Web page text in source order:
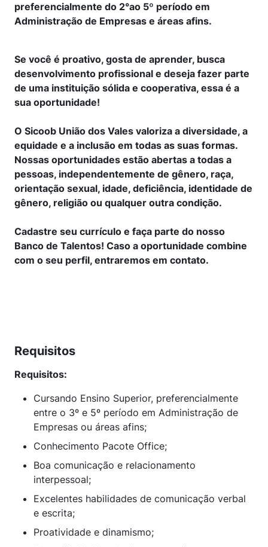
preferencialmente do 2°ao 5º período em
Administração de Empresas e áreas afins.
Se você é proativo, gosta de aprender, busca
desenvolvimento profissional e deseja fazer parte
de uma instituição sólida e cooperativa, essa é a
sua oportunidade!
O Sicoob União dos Vales valoriza a diversidade, a
equidade e a inclusão em todas as suas formas.
Nossas oportunidades estão abertas a todas a
pessoas, independentemente de gênero, raça,
orientação sexual, idade, deficiência, identidade de
gênero, religião ou qualquer outra condição.
Cadastre seu currículo e faça parte do nosso
Banco de Talentos! Caso a oportunidade combine
com o seu perfil, entraremos em contato.
Requisitos
Requisitos:
Cursando Ensino Superior, preferencialmente
entre o 3º e 5º período em Administração de
Empresas ou áreas afins;
Conhecimento Pacote Office;
Boa comunicação e relacionamento
interpessoal;
Excelentes habilidades de comunicação verbal
e escrita;
Proatividade e dinamismo;